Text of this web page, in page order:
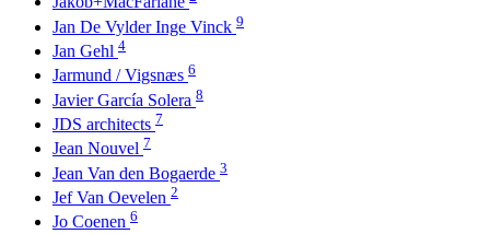
Jan De Vylder Inge Vinck 9
Jan Gehl 4
Jarmund / Vigsnæs 6
Javier García Solera 8
JDS architects 7
Jean Nouvel 7
Jean Van den Bogaerde 3
Jef Van Oevelen 2
Jo Coenen 6